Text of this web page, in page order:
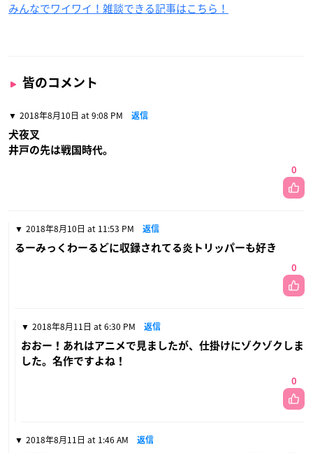
みんなでワイワイ！雑談できる記事はこちら！
皆のコメント
2018年8月10日 at 9:08 PM 返信
犬夜叉
井戸の先は戦国時代。
0
2018年8月10日 at 11:53 PM 返信
るーみっくわーるどに収録されてる炎トリッパーも好き
0
2018年8月11日 at 6:30 PM 返信
おおー！あれはアニメで見ましたが、仕掛けにゾクゾクしま
した。名作ですよね！
0
2018年8月11日 at 1:46 AM 返信